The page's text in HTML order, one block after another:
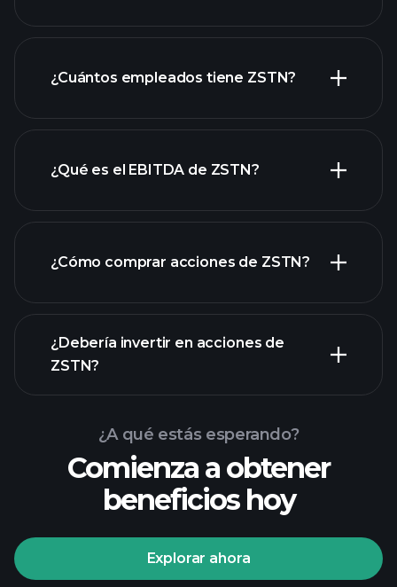
acciones de alto dividendo
¿Cuántos empleados tiene ZSTN?
¿Qué es el EBITDA de ZSTN?
informes financieros
¿Cómo comprar acciones de ZSTN?
Playtrade Tournaments
¿Debería invertir en acciones de
ZSTN?
¿A qué estás esperando?
Comienza a obtener
beneficios hoy
Explorar ahora